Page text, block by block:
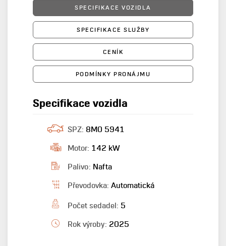
SPECIFIKACE VOZIDLA
SPECIFIKACE SLUŽBY
CENÍK
PODMÍNKY PRONÁJMU
Specifikace vozidla
SPZ: 8M0 5941
Motor: 142 kW
Palivo: Nafta
Převodovka: Automatická
Počet sedadel: 5
Rok výroby: 2025